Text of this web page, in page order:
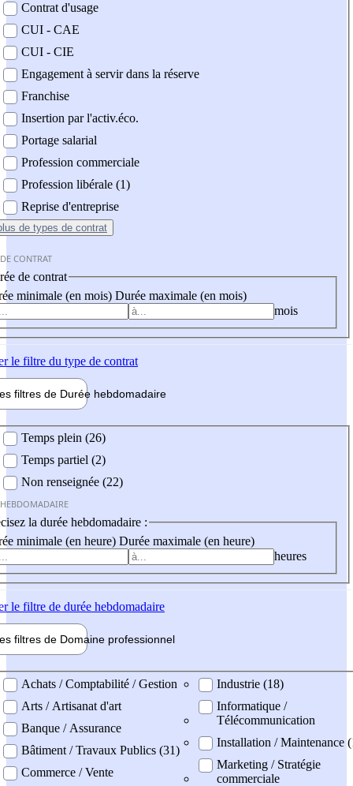
Contrat d'usage
CUI - CAE
CUI - CIE
Engagement à servir dans la réserve
Franchise
Insertion par l'activ.éco.
Portage salarial
Profession commerciale
Profession libérale (1)
Reprise d'entreprise
de types de contrat
CONTRAT
de contrat
minimale (en mois) Durée maximale (en mois)
mois
le filtre du type de contrat
filtres de Durée hebdomadaire
Temps plein (26)
Temps partiel (2)
Non renseignée (22)
la durée hebdomadaire :
minimale (en heure) Durée maximale (en heure)
heures
le filtre de durée hebdomadaire
filtres de Domaine professionnel
professionel
Achats / Comptabilité / Gestion
Arts / Artisanat d'art
Banque / Assurance
Bâtiment / Travaux Publics (31)
Commerce / Vente
Industrie (18)
Informatique /
Télécommunication
Installation / Maintenance
Marketing / Stratégie
commerciale